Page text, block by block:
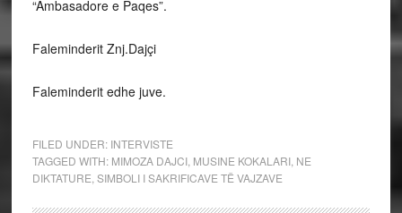
“Ambasadore e Paqes”.
Faleminderit Znj.Dajçi
Faleminderit edhe juve.
FILED UNDER: INTERVISTE
TAGGED WITH: MIMOZA DAJCI, MUSINE KOKALARI, NE
DIKTATURE SIMBOLI I SAKRIFICAVE TË VAJZAVE